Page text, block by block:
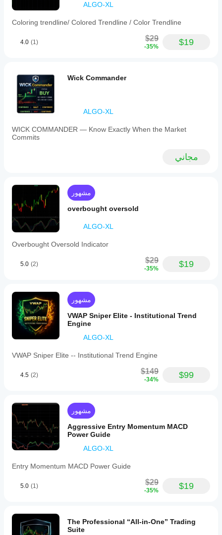
ALGO-XL
Coloring trendline/ Colored Trendline / Color Trendline
4.0 (1) $29
-35% $19
Wick Commander
ALGO-XL
WICK COMMANDER — Know Exactly When the Market
Commits
مجاني
مشهور
overbought oversold
ALGO-XL
Overbought Oversold Indicator
5.0 (2) $29
-35% $19
مشهور
VWAP Sniper Elite - Institutional Trend
Engine
ALGO-XL
VWAP Sniper Elite -- Institutional Trend Engine
4.5 (2) $149
-34% $99
مشهور
Aggressive Entry Momentum MACD
Power Guide
ALGO-XL
Entry Momentum MACD Power Guide
5.0 (1) $29
-35% $19
The Professional “All-in-One” Trading
Suite